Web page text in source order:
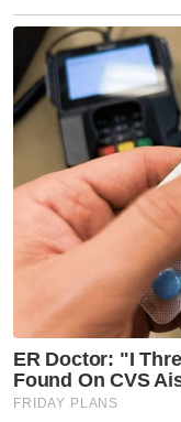
juta. Dua
Malaysia
bekalan
Di dalam
Negeri
premis dalam
merampas
dan
individu,
didakwa di
Terbaharu,
menahan